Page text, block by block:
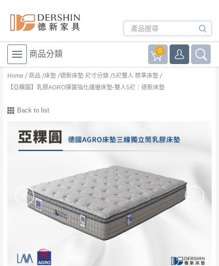
商品分類 0
Home 商品 床墊 德新床墊 尺寸分類
5尺雙人 標準床墊
【亞粿圓】乳膠AGRO彈簧強化護邊床墊-雙人5尺｜德新床墊
Back to list